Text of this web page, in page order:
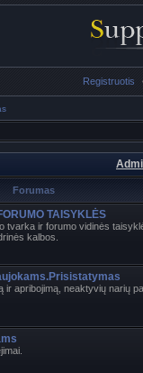
Registruotis
Forumas
TAISYKLĖS
tvarka ir forumo vidinės
kalbos.
ir apribojimą, neaktyvių narių